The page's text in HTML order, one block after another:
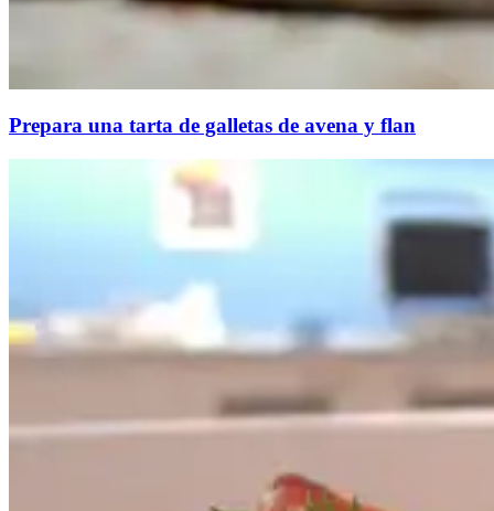
Prepara una tarta de galletas de avena y flan